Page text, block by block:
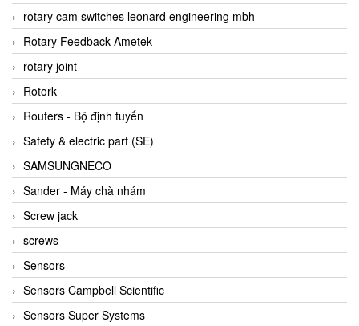
BRAUN Vietnam
Brinkmann Pumpen
BRONKHORST
Brook Instrument
Brooks Instrument Vietnam
Buhler
BURLING INSTRUMENTS
Burster
BUSCHJOST
Calectro
Campbell Scientific
Canneed Vietnam
Cantoni
rotary cam switches leonard engineering mbh
Rotary Feedback Ametek
rotary joint
Rotork
Routers - Bộ định tuyến
Safety & electric part (SE)
SAMSUNGNECO
Sander - Máy chà nhám
Screw jack
screws
Sensors
Sensors Campbell Scientific
Sensors Super Systems